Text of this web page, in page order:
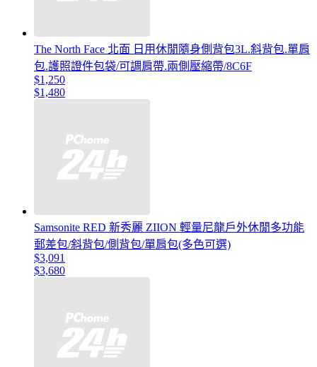
The North Face 北面 日用休閒隨身側背包3L.斜背包.單肩
包.護照證件包袋/可調肩帶.兩側壓縮帶/8C6F
$1,250
$1,480
Samsonite RED 新秀麗 ZIION 輕量尼龍戶外休閒多功能
郵差包/斜背包/側背包/單肩包(多色可選)
$3,091
$3,680